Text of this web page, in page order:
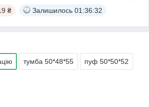
₴ Залишилось 01:36:31
тумба 50*48*55 пуф 50*50*52